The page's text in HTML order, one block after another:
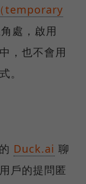
temporary
處，啟用
，也不會用
。
Duck.ai 聊
戶的提問匿